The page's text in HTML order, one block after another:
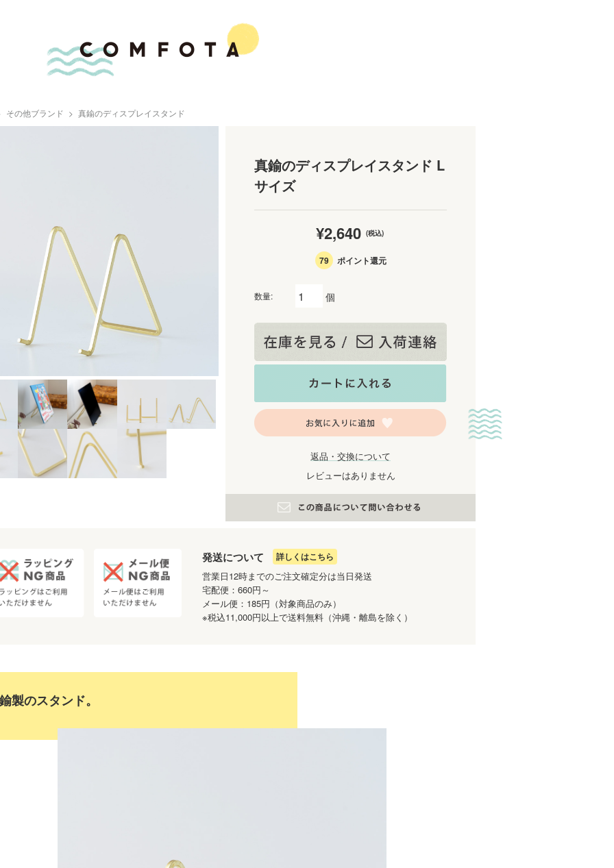
その他ブランド 真鍮のディスプレイスタンド
真鍮のディスプレイスタンド L
サイズ
¥2,640 (税込)
79 ポイント還元
数量: 個
返品・交換について
レビューはありません
発送について 詳しくはこちら
営業日12時までのご注文確定分は当日発送
宅配便：660円～
メール便：185円（対象商品のみ）
※税込11,000円以上で送料無料（沖縄・離島を除く）
製のスタンド。